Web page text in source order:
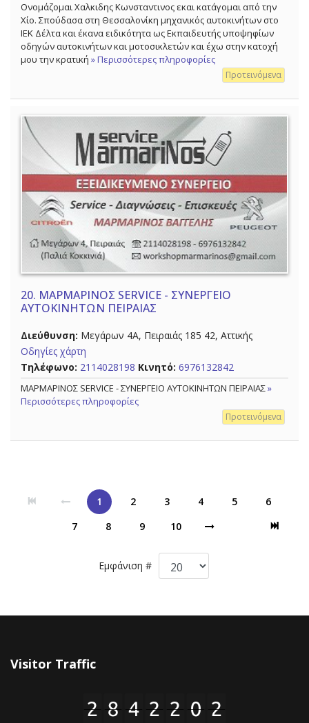
Ονομάζομαι Χαλκιδης Κωνσταντινος εκαι κατάγομαι από την
Χίο. Σπούδασα στη Θεσσαλονίκη μηχανικός αυτοκινήτων στο
ΙΕΚ Δέλτα και έκανα ειδικότητα ως Εκπαιδευτής υποψηφίων
οδηγών αυτοκινήτων και μοτοσικλετών και έχω στην κατοχή
μου την κρατική » Περισσότερες πληροφορίες
Προτεινόμενα
20. ΜΑΡΜΑΡΙΝΟΣ SERVICE - ΣΥΝΕΡΓΕΙΟ
ΑΥΤΟΚΙΝΗΤΩΝ ΠΕΙΡΑΙΑΣ
Διεύθυνση: Μεγάρων 4Α, Πειραιάς 185 42, Αττικής
Οδηγίες χάρτη
Τηλέφωνο: 2114028198 Κινητό: 6976132842
ΜΑΡΜΑΡΙΝΟΣ SERVICE - ΣΥΝΕΡΓΕΙΟ ΑΥΤΟΚΙΝΗΤΩΝ ΠΕΙΡΑΙΑΣ»
Περισσότερες πληροφορίες
Προτεινόμενα
1 2 3 4 5
6
7
8 9 10
Εμφάνιση #
Visitor Traffic